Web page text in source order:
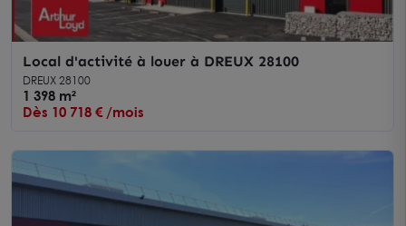
Local d'activité à louer à DREUX 28100
DREUX 28100
1 398 m²
Dès 10 718 € /mois